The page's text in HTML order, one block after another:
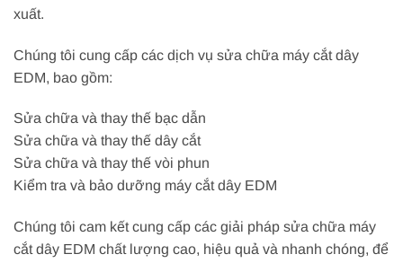
xuất.
Chúng tôi cung cấp các dịch vụ sửa chữa máy cắt dây
EDM, bao gồm:
Sửa chữa và thay thế bạc dẫn
Sửa chữa và thay thế dây cắt
Sửa chữa và thay thế vòi phun
Kiểm tra và bảo dưỡng máy cắt dây EDM
Chúng tôi cam kết cung cấp các giải pháp sửa chữa máy
cắt dây EDM chất lượng cao, hiệu quả và nhanh chóng, để